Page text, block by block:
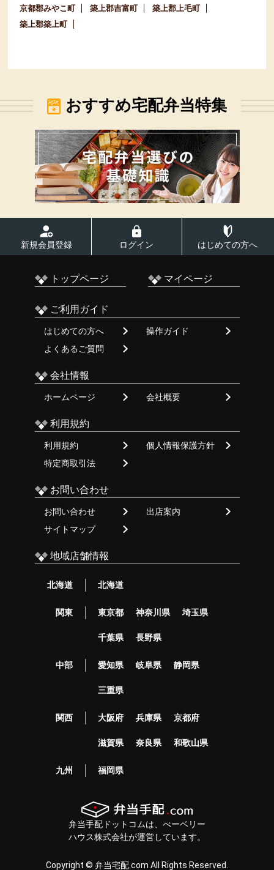
京都郡みやこ町
築上郡吉富町
築上郡上毛町
築上郡築上町
おすすめ宅配弁当特集
新規会員登録 ログイン はじめての方へ
トップページ マイページ
ご利用ガイド
はじめての方へ
操作ガイド
よくあるご質問
会社情報
ホームページ 会社概要
利用規約
利用規約
個人情報保護方針
特定商取引法
お問い合わせ
お問い合わせ
出店案内
サイトマップ
地域店舗情報
北海道 北海道
関東 東京都 神奈川県 埼玉県
千葉県 長野県
中部 愛知県 岐阜県 静岡県
三重県
関西 大阪府 兵庫県 京都府
滋賀県 奈良県 和歌山県
九州 福岡県
弁当手配ドットコムは、べーベリー
ハウス株式会社が運営しています。
Copyright © 弁当宅配.com All Rights Reserved.